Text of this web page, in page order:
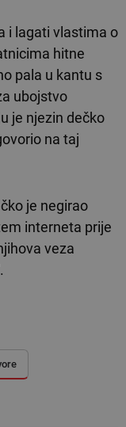
i lagati vlastima o
hitne
pala u kantu s
ubojstvo
je njezin dečko
na taj
je negirao
interneta prije
veza